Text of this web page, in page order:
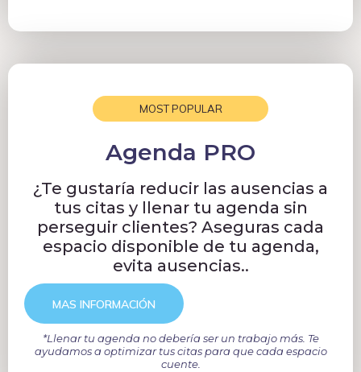
MOST POPULAR
Agenda PRO
¿Te gustaría reducir las ausencias a
tus citas y llenar tu agenda sin
perseguir clientes? Aseguras cada
espacio disponible de tu agenda,
evita ausencias..
MAS INFORMACIÓN
*Llenar tu agenda no debería ser un trabajo más. Te
ayudamos a optimizar tus citas para que cada espacio
cuente.